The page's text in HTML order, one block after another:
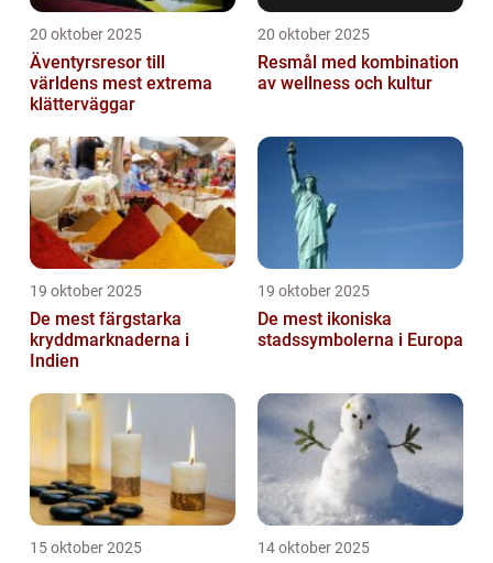
20 oktober 2025
Äventyrsresor till
världens mest extrema
klätterväggar
20 oktober 2025
Resmål med kombination
av wellness och kultur
19 oktober 2025
De mest färgstarka
kryddmarknaderna i
Indien
19 oktober 2025
De mest ikoniska
stadssymbolerna i Europa
15 oktober 2025 14 oktober 2025